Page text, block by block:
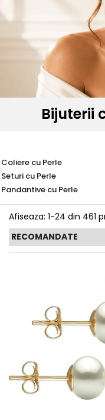
Seturi Perle cu Argint
Brățări cu Perle
Pandantive cu Perle
Brose cu Perle
Bijuterii
Coliere cu Perle
Seturi cu Perle
Pandantive cu Perle
Afiseaza: 1-24 din 461